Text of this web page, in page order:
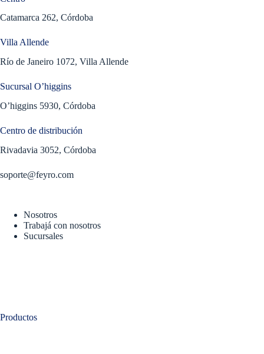
Catamarca 262, Córdoba
Villa Allende
Río de Janeiro 1072, Villa Allende
Sucursal O’higgins
O’higgins 5930, Córdoba
Centro de distribución
Rivadavia 3052, Córdoba
soporte@feyro.com
Nosotros
Trabajá con nosotros
Sucursales
Productos